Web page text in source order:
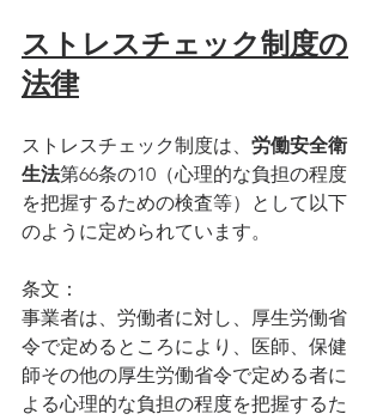
ストレスチェック制度の
法律
ストレスチェック制度は、 労働安全衛
生法第66条の10（心理的な負担の程度
を把握するための検査等）として以下
のように定められています。
条文：
事業者は、労働者に対し、厚生労働省
令で定めるところにより、医師、保健
師その他の厚生労働省令で定める者に
よる心理的な負担の程度を把握するた